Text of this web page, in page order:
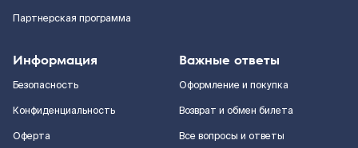
Партнерская программа
Информация
Безопасность
Конфиденциальность
Оферта
Важные ответы
Оформление и покупка
Возврат и обмен билета
Все вопросы и ответы